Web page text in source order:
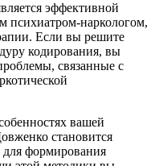
эффективной
психиатром-наркологом,
Если вы решите
кодирования, вы
связанные с
вашей
становится
формирования